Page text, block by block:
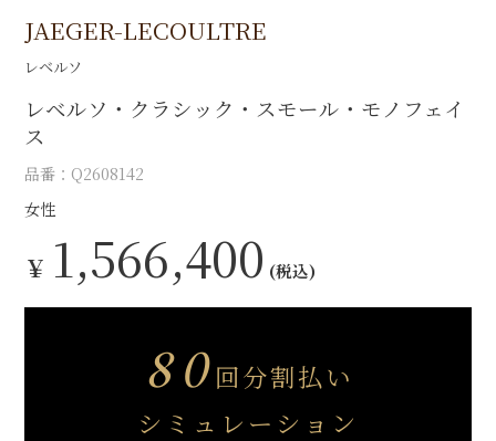
JAEGER-LECOULTRE
レベルソ
レベルソ・クラシック・スモール・モノフェイ
ス
品番：Q2608142
女性
￥ 1,566,400 (税込)
80回分割払い
シミュレーション